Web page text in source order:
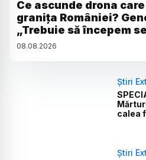
Ce ascunde drona
granița României?
„Trebuie să începem
08.08.2026
Știri
calea
Știri